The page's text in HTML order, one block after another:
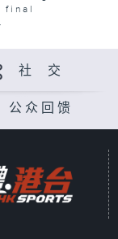
final
社 交
公众回馈